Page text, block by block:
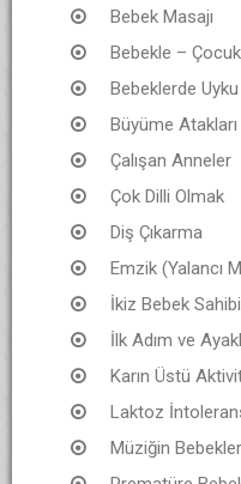
Bebek Masajı
Bebekle –
Bebeklerde Uyku
Büyüme Atakları
Çalışan Anneler
Çok Dilli Olmak
Diş Çıkarma
Emzik (Yalancı
İkiz Bebek
İlk Adım ve
Karın Üstü
Laktoz
Müziğin